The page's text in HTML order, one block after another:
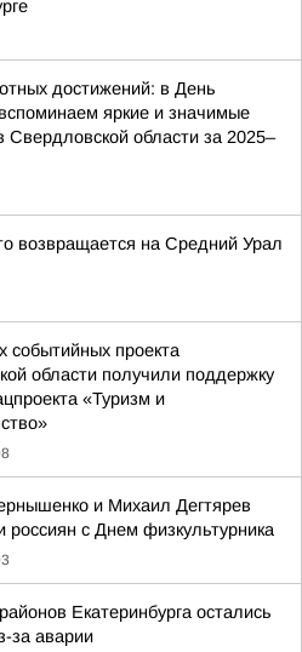
достижений: в День
яркие и значимые
Свердловской области за 2025–
возвращается на Средний Урал
событийных проекта
области получили поддержку
«Туризм и
и Михаил Дегтярев
россиян с Днем физкультурника
Екатеринбурга остались
за аварии